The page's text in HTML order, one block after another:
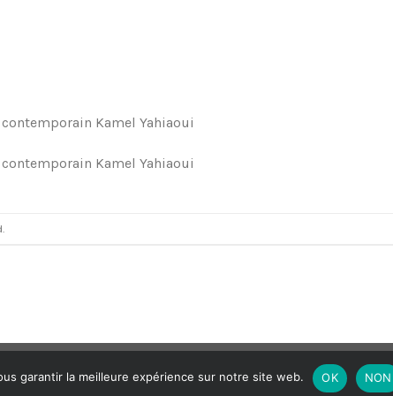
Kamel Yahiaoui
Kamel Yahiaoui
Copyright 2026 ©Made with by Mak3 Me Studio
garantir la meilleure expérience sur notre site web. OK NON